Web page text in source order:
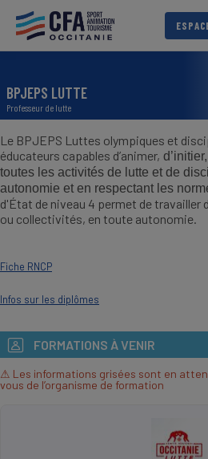
contenu
principal
BPJEPS LUTTE
Professeur de lutte
Le BPJEPS Luttes olympiques et
éducateurs capables d’animer,
toutes les activités de lutte et de
autonomie et en respectant les
d'État de niveau 4 permet de travailler
ou collectivités, en toute autonomie.
Fiche RNCP
Infos sur les diplômes
FORMATIONS À VENIR
⚠ Les informations grisées sont en
vous de l’organisme de formation